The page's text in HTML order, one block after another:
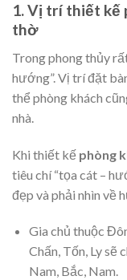
1. Vị trí thiết kế
thờ
Trong phong thủy
hướng”. Vị trí đặt
thể phòng khách
nhà.
Khi thiết kế phòng
tiêu chí “tọa cát –
đẹp và phải nhìn về
Gia chủ thuộc
Chấn, Tốn, Ly
Nam, Bắc, Nam.